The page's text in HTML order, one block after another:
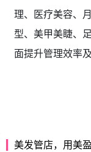
理、医疗美容、
型、美甲美睫、
面提升管理效率及
美发管店，用美